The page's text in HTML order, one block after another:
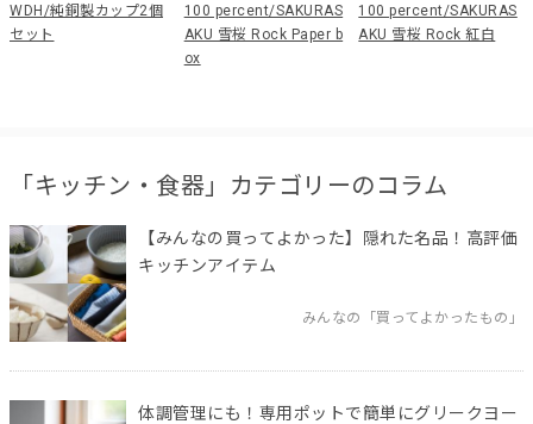
WDH/純銅製カップ2個
セット
100 percent/SAKURAS
AKU 雪桜 Rock Paper b
ox
100 percent/SAKURAS
AKU 雪桜 Rock 紅白
「キッチン・食器」カテゴリーのコラム
【みんなの買ってよかった】隠れた名品！高評価
キッチンアイテム
みんなの「買ってよかったもの」
体調管理にも！専用ポットで簡単にグリークヨー